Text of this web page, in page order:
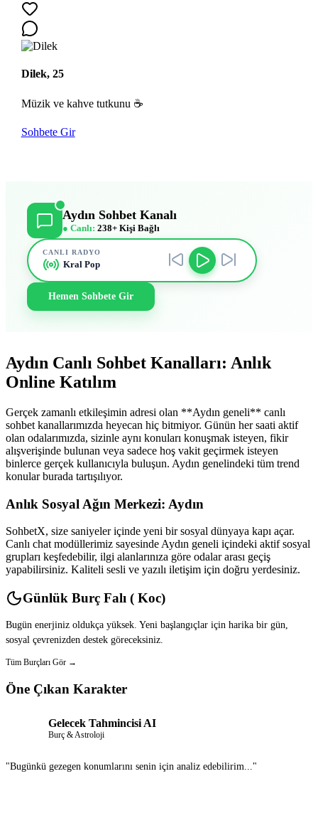
Dilek, 25
Müzik ve kahve tutkunu ☕
Sohbete Gir
Aydın Sohbet Kanalı
● Canlı: 238+ Kişi Bağlı
CANLI RADYO
Kral Pop
Hemen Sohbete Gir
Aydın Canlı Sohbet Kanalları: Anlık
Online Katılım
Gerçek zamanlı etkileşimin adresi olan **Aydın geneli** canlı
sohbet kanallarımızda heyecan hiç bitmiyor. Günün her saati aktif
olan odalarımızda, sizinle aynı konuları konuşmak isteyen, fikir
alışverişinde bulunan veya sadece hoş vakit geçirmek isteyen
binlerce gerçek kullanıcıyla buluşun. Aydın genelindeki tüm trend
konular burada tartışılıyor.
Anlık Sosyal Ağın Merkezi: Aydın
SohbetX, size saniyeler içinde yeni bir sosyal dünyaya kapı açar.
Canlı chat modüllerimiz sayesinde Aydın geneli içindeki aktif sosyal
grupları keşfedebilir, ilgi alanlarınıza göre odalar arası geçiş
yapabilirsiniz. Kaliteli sesli ve yazılı iletişim için doğru yerdesiniz.
Günlük Burç Falı ( Koc)
Bugün enerjiniz oldukça yüksek. Yeni başlangıçlar için harika bir gün,
sosyal çevrenizden destek göreceksiniz.
Tüm Burçları Gör →
Öne Çıkan Karakter
Gelecek Tahmincisi AI
Burç & Astroloji
"Bugünkü gezegen konumlarını senin için analiz edebilirim..."